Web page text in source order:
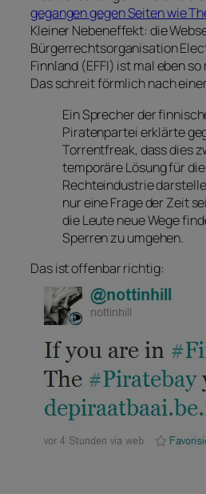
gegangen gegen Seiten wie
Kleiner Nebeneffekt: die
Bürgerrechtsorganisation
Finnland (EFFI) ist mal eben
Das schreit förmlich nach
Ein Sprecher der
Piratenpartei erklärte
Torrentfreak, dass dies
temporäre Lösung für die
Rechteindustrie
nur eine Frage der Zeit
die Leute neue Wege
Sperren zu umgehen.
Das ist offenbar richtig: